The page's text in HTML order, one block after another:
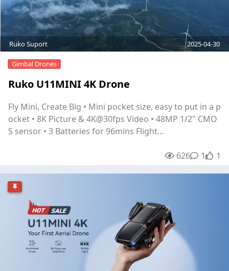
Ruko Suport 2025-04-30
Ruko U11MINI 4K Drone
Gimbal Drones
Fly Mini, Create Big • Mini pocket size, easy to put in a p
ocket • 8K Picture & 4K@30fps Video • 48MP 1/2" CMO
S sensor • 3 Batteries for 96mins Flight...
626 11 1